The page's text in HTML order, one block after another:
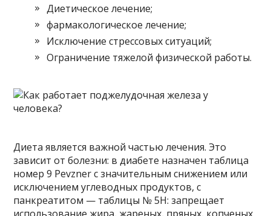
Диетическое лечение;
фармакологическое лечение;
Исключение стрессовых ситуаций;
Ограничение тяжелой физической работы.
Диета является важной частью лечения. Это
зависит от болезни: в диабете назначен таблица
номер 9 Pevzner с значительным снижением или
исключением углеводных продуктов, с
панкреатитом — таблицы № 5Н: запрещает